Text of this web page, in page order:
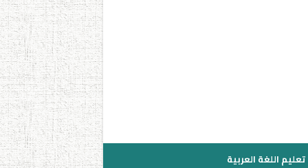
تعليم اللغة العربية